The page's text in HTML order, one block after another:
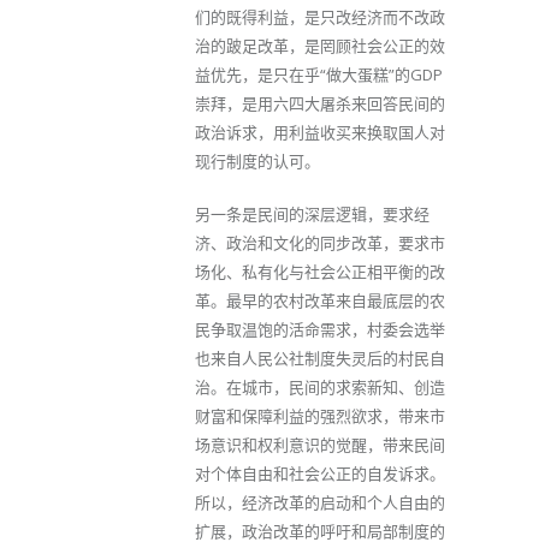
们的既得利益，是只改经济而不改政
治的跛足改革，是罔顾社会公正的效
益优先，是只在乎“做大蛋糕”的GDP
崇拜，是用六四大屠杀来回答民间的
政治诉求，用利益收买来换取国人对
现行制度的认可。
另一条是民间的深层逻辑，要求经
济、政治和文化的同步改革，要求市
场化、私有化与社会公正相平衡的改
革。最早的农村改革来自最底层的农
民争取温饱的活命需求，村委会选举
也来自人民公社制度失灵后的村民自
治。在城市，民间的求索新知、创造
财富和保障利益的强烈欲求，带来市
场意识和权利意识的觉醒，带来民间
对个体自由和社会公正的自发诉求。
所以，经济改革的启动和个人自由的
扩展，政治改革的呼吁和局部制度的